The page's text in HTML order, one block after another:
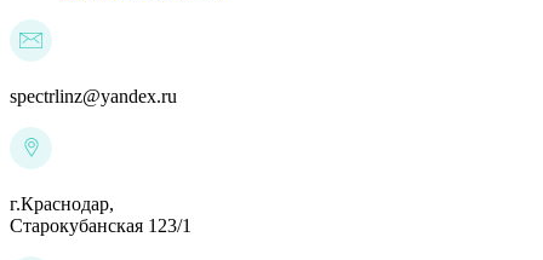
spectrlinz@yandex.ru
г.Краснодар,
Старокубанская 123/1